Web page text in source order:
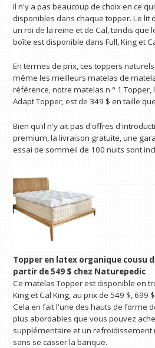
Il n'y a pas beaucoup de choix en ce
disponibles dans chaque topper. Le lit
un roi de la reine et de Cal, tandis que
boîte est disponible dans Full, King et
En termes de prix, ces toppers
même les meilleurs matelas de
référence, notre matelas n ° 1 Topper,
Adapt Topper, est de 349 $ en taille
Bien qu'il n'y ait pas d'offres
premium, la livraison gratuite, une
essai de sommeil de 100 nuits sont
Topper en latex organique cousu
partir de 549 $ chez Naturepedic
Ce matelas Topper est disponible en
King et Cal King, au prix de 549 $, 699
Cela en fait l'une des hauts de forme
plus abordables que vous pouvez
supplémentaire et un refroidissement
sans se casser la banque.